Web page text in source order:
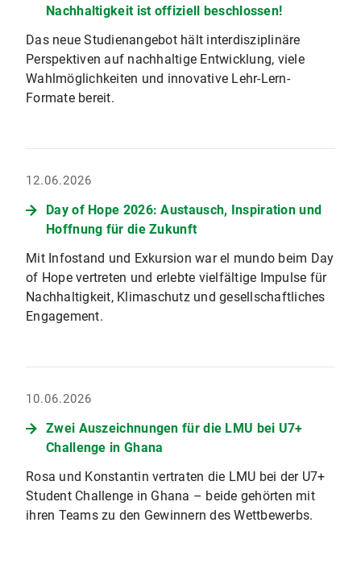
Nachhaltigkeit ist offiziell beschlossen!
Das neue Studienangebot hält interdisziplinäre
Perspektiven auf nachhaltige Entwicklung, viele
Wahlmöglichkeiten und innovative Lehr-Lern-
Formate bereit.
12.06.2026
Day of Hope 2026: Austausch, Inspiration und
Hoffnung für die Zukunft
Mit Infostand und Exkursion war el mundo beim Day
of Hope vertreten und erlebte vielfältige Impulse für
Nachhaltigkeit, Klimaschutz und gesellschaftliches
Engagement.
10.06.2026
Zwei Auszeichnungen für die LMU bei U7+
Challenge in Ghana
Rosa und Konstantin vertraten die LMU bei der U7+
Student Challenge in Ghana – beide gehörten mit
ihren Teams zu den Gewinnern des Wettbewerbs.